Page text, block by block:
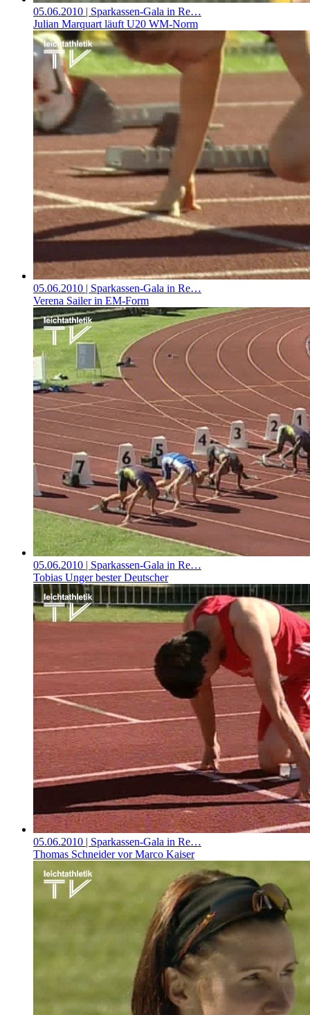
05.06.2010 | Sparkassen-Gala in Re…
Julian Marquart läuft U20 WM-Norm
05.06.2010 | Sparkassen-Gala in Re…
Verena Sailer in EM-Form
05.06.2010 | Sparkassen-Gala in Re…
Tobias Unger bester Deutscher
05.06.2010 | Sparkassen-Gala in Re…
Thomas Schneider vor Marco Kaiser